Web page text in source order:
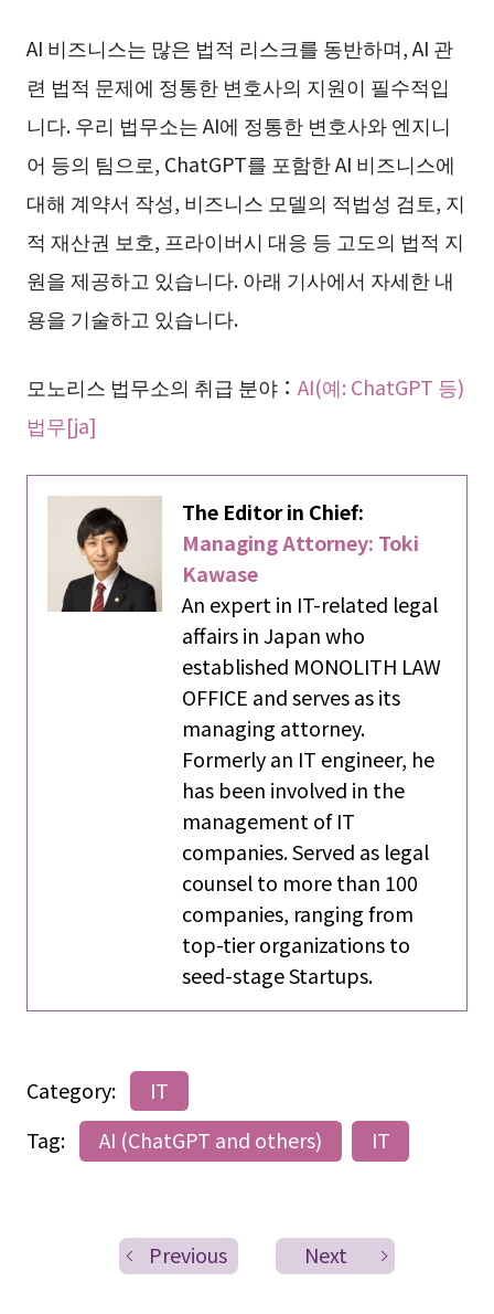
AI 비즈니스는 많은 법적 리스크를 동반하며, AI 관
련 법적 문제에 정통한 변호사의 지원이 필수적입
니다. 우리 법무소는 AI에 정통한 변호사와 엔지니
어 등의 팀으로, ChatGPT를 포함한 AI 비즈니스에
대해 계약서 작성, 비즈니스 모델의 적법성 검토, 지
적 재산권 보호, 프라이버시 대응 등 고도의 법적 지
원을 제공하고 있습니다. 아래 기사에서 자세한 내
용을 기술하고 있습니다.
모노리스 법무소의 취급 분야： AI(예: ChatGPT 등)
법무[ja]
The Editor in Chief:
Managing Attorney: Toki
Kawase
An expert in IT-related legal
affairs in Japan who
established MONOLITH LAW
OFFICE and serves as its
managing attorney.
Formerly an IT engineer, he
has been involved in the
management of IT
companies. Served as legal
counsel to more than 100
companies, ranging from
top-tier organizations to
seed-stage Startups.
Category:
IT
Tag:
AI (ChatGPT and others) IT
Previous Next